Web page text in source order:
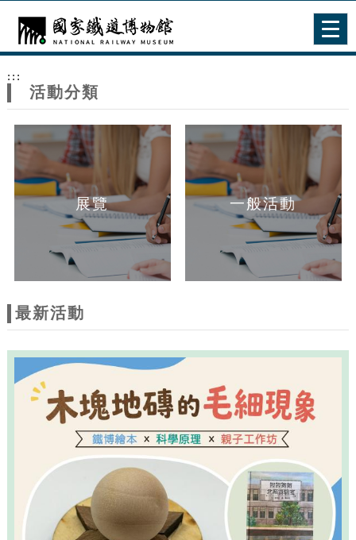
網
站
主
題
:::
活動分類
展覽 一般活動
最新活動